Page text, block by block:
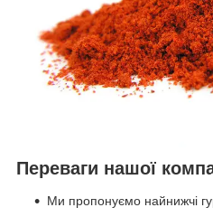
Переваги нашої
Ми пропонуємо найнижчі